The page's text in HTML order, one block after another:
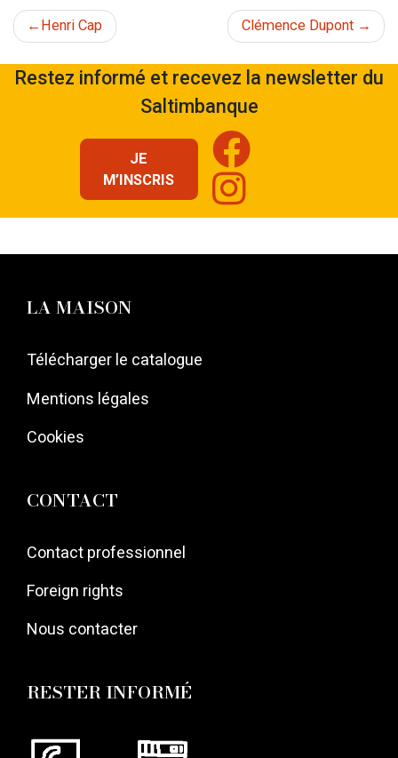
Navigation
de
l’article
Henri Cap Clémence Dupont
Restez informé et recevez la newsletter du
Saltimbanque
JE
M’INSCRIS
LA MAISON
Télécharger le catalogue
Mentions légales
Cookies
CONTACT
Contact professionnel
Foreign rights
Nous contacter
RESTER INFORMÉ